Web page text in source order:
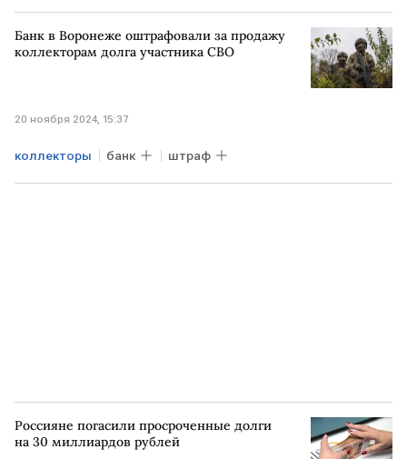
закон
административная ответственность
Банк в Воронеже оштрафовали за продажу
коллекторам долга участника СВО
20 ноября 2024, 15:37
коллекторы банк штраф
Россияне погасили просроченные долги
на 30 миллиардов рублей